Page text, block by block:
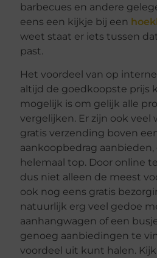
barbecues en andere
eens een kijkje bij een
weet staat er iets tussen
past.
Het voordeel van op
altijd de goedkoopste prijs
mogelijk is om gelijk alle
vergelijken. Er zijn ook veel
gratis verzending boven
aankoopbedrag
helemaal top. Door online
dus niet alleen de meest
ook nog eens gratis
natuurlijk erg veel gedoe
aanhangwagen of een
genoeg aanbiedingen te
voordeel uit kunt halen.